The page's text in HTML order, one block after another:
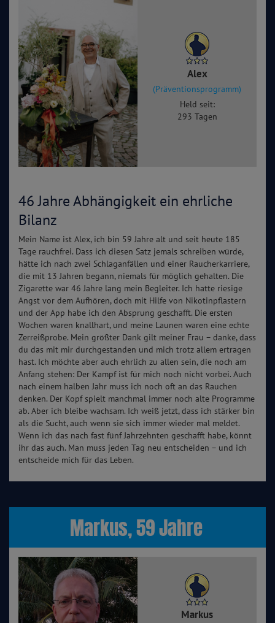
Alex
(Präventionsprogramm)
Held seit:
293 Tagen
46 Jahre Abhängigkeit ein ehrliche
Bilanz
Mein Name ist Alex, ich bin 59 Jahre alt und seit heute 185
Tage rauchfrei. Dass ich diesen Satz jemals schreiben würde,
hätte ich nach zwei Schlaganfällen und einer Raucherkarriere,
die mit 13 Jahren begann, niemals für möglich gehalten. Die
Zigarette war 46 Jahre lang mein Begleiter. Ich hatte riesige
Angst vor dem Aufhören, doch mit Hilfe von Nikotinpflastern
und der App habe ich den Absprung geschafft. Die ersten
Wochen waren knallhart, und meine Launen waren eine echte
Zerreißprobe. Mein größter Dank gilt meiner Frau – danke, dass
du das mit mir durchgestanden und mich trotz allem ertragen
hast. Ich möchte aber auch ehrlich zu allen sein, die noch am
Anfang stehen: Der Kampf ist für mich noch nicht vorbei. Auch
nach einem halben Jahr muss ich noch oft an das Rauchen
denken. Der Kopf spielt manchmal immer noch alte Programme
ab. Aber ich bleibe wachsam. Ich weiß jetzt, dass ich stärker bin
als die Sucht, auch wenn sie sich immer wieder mal meldet.
Wenn ich das nach fast fünf Jahrzehnten geschafft habe, könnt
ihr das auch. Man muss jeden Tag neu entscheiden – und ich
entscheide mich für das Leben.
Markus, 59 Jahre
Markus